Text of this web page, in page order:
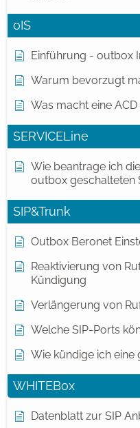
oIS
Einführung - outbox
Warum bevorzugt
Was macht eine
SERVICELine
Wie beantrage ich
outbox geschalteten
SIP&Trunk
Outbox Beronet
Reaktivierung von
Kündigung
Verlängerung von
Welche SIP-Ports
Wie kündige ich eine
WHITEBox
Datenblatt zur SIP